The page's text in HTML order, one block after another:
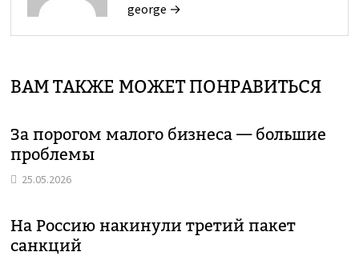
george →
ВАМ ТАКЖЕ МОЖЕТ ПОНРАВИТЬСЯ
За порогом малого бизнеса — большие
проблемы
25.05.2026
На Россию накинули третий пакет
санкций